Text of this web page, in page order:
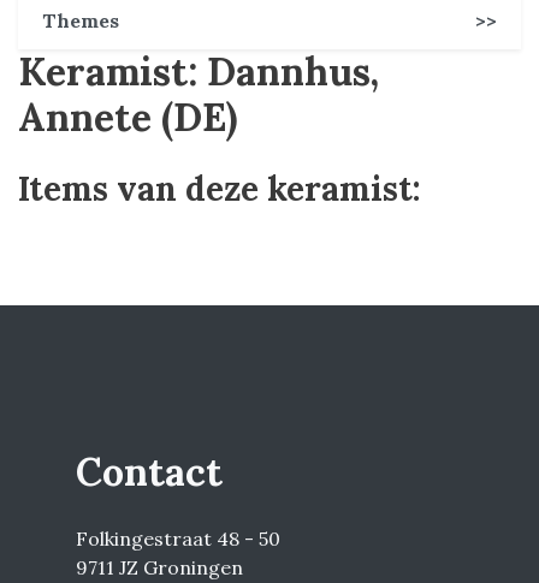
Themes >>
Keramist: Dannhus,
Annete (DE)
Items van deze keramist:
Contact
Folkingestraat 48 - 50
9711 JZ Groningen